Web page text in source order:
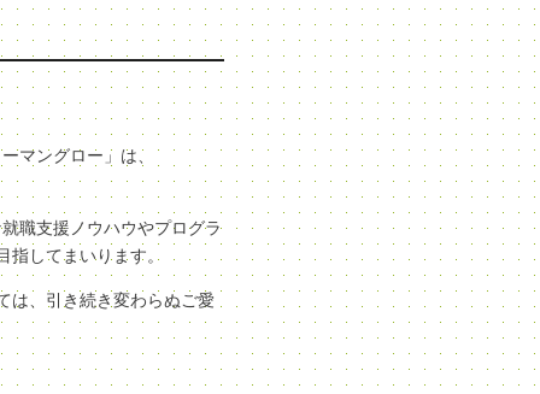
マングロー」は、
職支援ノウハウやプログラ
指してまいります。
は、引き続き変わらぬご愛